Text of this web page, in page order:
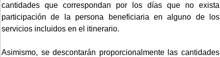
cantidades que correspondan por los días que no exista
participación de la persona beneficiaria en alguno de los
servicios incluidos en el itinerario.
Asimismo, se descontarán proporcionalmente las cantidades